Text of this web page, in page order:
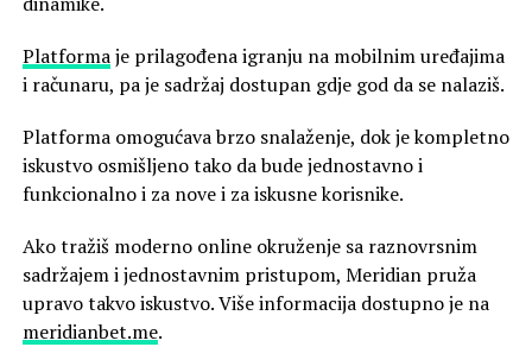
Platformaje prilagođena igranju na mobilnim uređajima
i računaru, pa je sadržaj dostupan gdje god da se nalaziš.
Platforma omogućava brzo snalaženje, dok je kompletno
iskustvo osmišljeno tako da bude jednostavno i
funkcionalno i za nove i za iskusne korisnike.
Ako tražiš moderno online okruženje sa raznovrsnim
sadržajem i jednostavnim pristupom, Meridian pruža
upravo takvo iskustvo. Više informacija dostupno je na
meridianbet.me.